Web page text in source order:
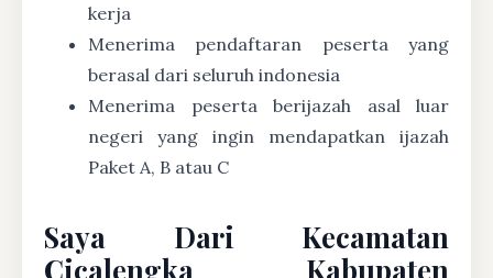
kerja
Menerima pendaftaran peserta yang
berasal dari seluruh indonesia
Menerima peserta berijazah asal luar
negeri yang ingin mendapatkan ijazah
Paket A, B atau C
Saya Dari Kecamatan
Cicalengka Kabupaten